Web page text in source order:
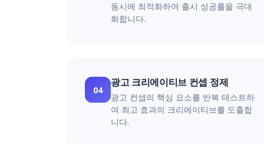
동시에 최적화하여 출시 성공률을 극대
화합니다.
04
광고 크리에이티브 컨셉 정제
광고 컨셉의 핵심 요소를 반복 테스트하
여 최고 효과의 크리에이티브를 도출합
니다.